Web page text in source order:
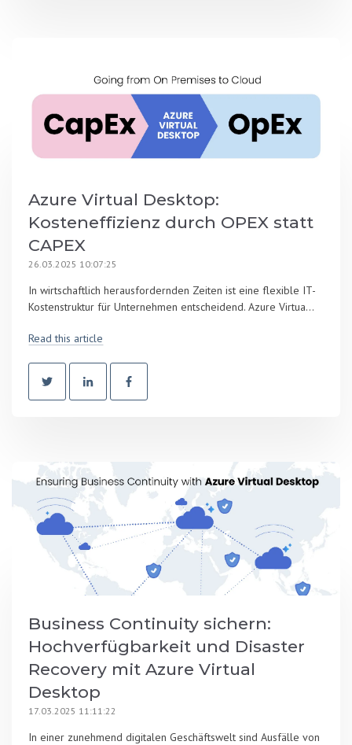
Azure Virtual Desktop:
Kosteneffizienz durch OPEX statt
CAPEX
26.03.2025 10:07:25
In wirtschaftlich herausfordernden Zeiten ist eine flexible IT-
Kostenstruktur für Unternehmen entscheidend. Azure Virtua...
Read this article
Business Continuity sichern:
Hochverfügbarkeit und Disaster
Recovery mit Azure Virtual
Desktop
17.03.2025 11:11:22
In einer zunehmend digitalen Geschäftswelt sind Ausfälle von